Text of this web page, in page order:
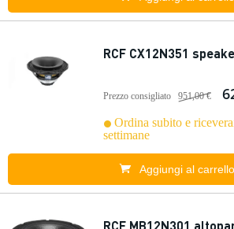
RCF CX12N351
Prezzo consigliato 951,00 €
Ordina subito e
settimane
Aggiungi al carrello
RCF MB12N301